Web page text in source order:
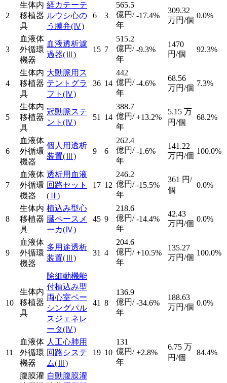
2
生体内
移植器
具
経カテーテ
ルウシ心の
う膜弁(Ⅳ)
6 3
565.5
億円/
年
-17.4%
309.32
万円/個
0.0%
3
血液体
外循環
機器
血液透析濾
過器(Ⅲ)
15 7
515.2
億円/
年
-9.3%
1470
円/個
92.3%
4
生体内
移植器
具
大動脈用ス
テントグラ
フト (Ⅳ)
36 14
442
億円/
年
-4.6%
68.56
万円/個
7.3%
5
生体内
移植器
具
冠動脈ステ
ント (Ⅳ)
51 14
388.7
億円/
年
+13.2%
5.15 万
円/個
68.2%
6
血液体
外循環
機器
個人用透析
装置(Ⅲ)
9 6
262.4
億円/
年
-1.6%
141.22
万円/個
100.0%
7
血液体
外循環
機器
透析用血液
回路セット
(Ⅱ)
17 12
246.2
億円/
年
-15.5%
361 円/
個
0.0%
8
生体内
移植器
具
植込み型心
臓ペースメ
ーカ(Ⅳ)
45 9
218.6
億円/
年
-14.4%
42.43
万円/個
0.0%
9
血液体
外循環
機器
多用途透析
装置(Ⅲ)
31 4
204.6
億円/
年
+10.5%
135.27
万円/個
100.0%
10
生体内
移植器
具
除細動機能
付植込み型
両心室ペー
シングパル
スジェネレ
ータ(Ⅳ)
41 8
136.9
億円/
年
-34.6%
188.63
万円/個 0.0%
11
血液体
外循環
機器
人工心肺用
回路システ
ム(Ⅲ)
19 10
131
億円/
年
+2.8%
6.75 万
円/個
84.4%
腹膜灌 自動腹膜灌